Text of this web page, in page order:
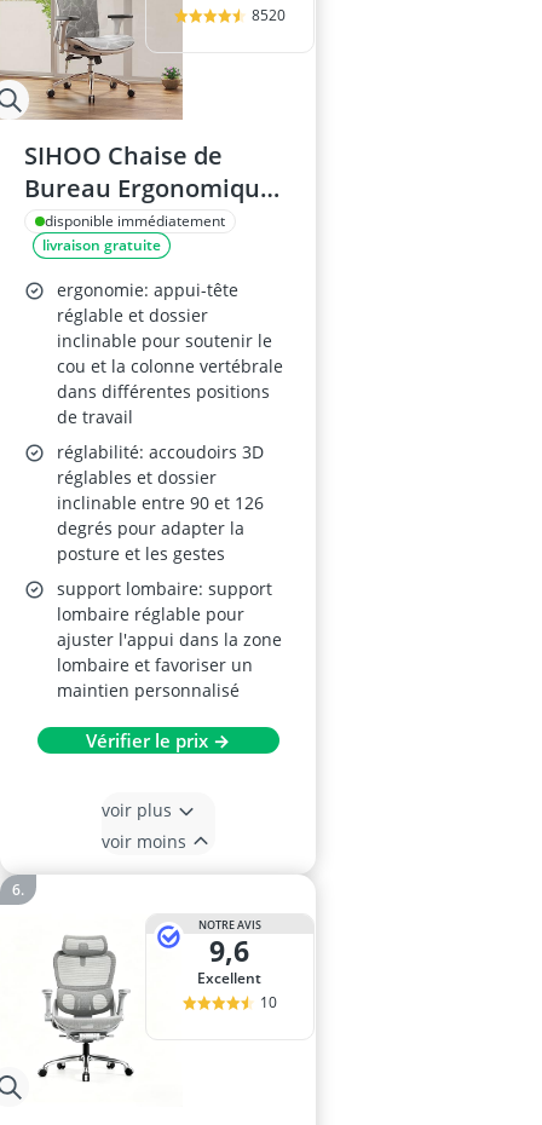
8520
SIHOO Chaise de
Bureau Ergonomique,
Dossier Haut, Maille
Respirante,
Accoudoirs 3D
Réglables, Support
Lombaire
disponible immédiatement
livraison gratuite
ergonomie: appui-tête
réglable et dossier
inclinable pour soutenir le
cou et la colonne vertébrale
dans différentes positions
de travail
réglabilité: accoudoirs 3D
réglables et dossier
inclinable entre 90 et 126
degrés pour adapter la
posture et les gestes
support lombaire: support
lombaire réglable pour
ajuster l'appui dans la zone
lombaire et favoriser un
maintien personnalisé
Vérifier le prix →
voir plus
voir moins
NOTRE AVIS
9,6
Excellent
10